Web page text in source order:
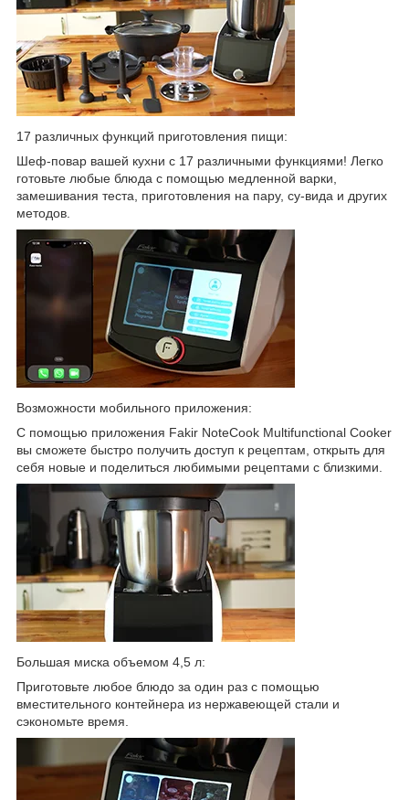
17 различных функций приготовления пищи:
Шеф-повар вашей кухни с 17 различными функциями! Легко
готовьте любые блюда с помощью медленной варки,
замешивания теста, приготовления на пару, су-вида и других
методов.
Возможности мобильного приложения:
С помощью приложения Fakir NoteCook Multifunctional Cooker
вы сможете быстро получить доступ к рецептам, открыть для
себя новые и поделиться любимыми рецептами с близкими.
Большая миска объемом 4,5 л:
Приготовьте любое блюдо за один раз с помощью
вместительного контейнера из нержавеющей стали и
сэкономьте время.